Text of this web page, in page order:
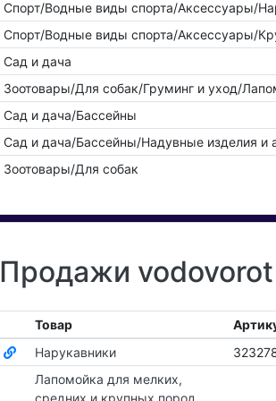
Спорт/Водные виды спорта/Аксессуары/
Спорт/Водные виды спорта/Аксессуары/
Сад и дача
Зоотовары/Для собак/Груминг и уход/
Сад и дача/Бассейны
Сад и дача/Бассейны/Надувные изделия и
Зоотовары/Для собак
Продажи
Товар
Нарукавники
Лапомойка для мелких,